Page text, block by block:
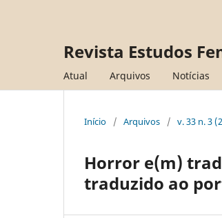
Revista Estudos
Atual Arquivos Notícias
Início / Arquivos / v. 33 n. 3
Horror e(m)
traduzido ao